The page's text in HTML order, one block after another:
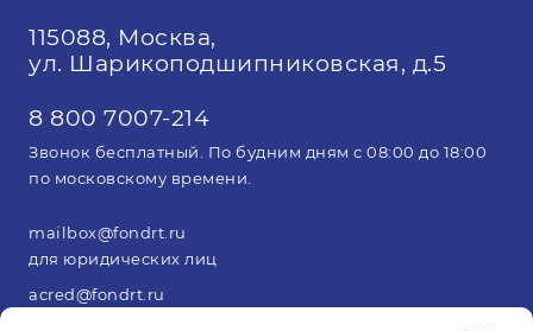
115088, Москва,
ул. Шарикоподшипниковская, д.5
8 800 7007-214
Звонок бесплатный. По будним дням с 08:00 до 18:00
по московскому времени.
mailbox@fondrt.ru
для юридических лиц
acred@fondrt.ru